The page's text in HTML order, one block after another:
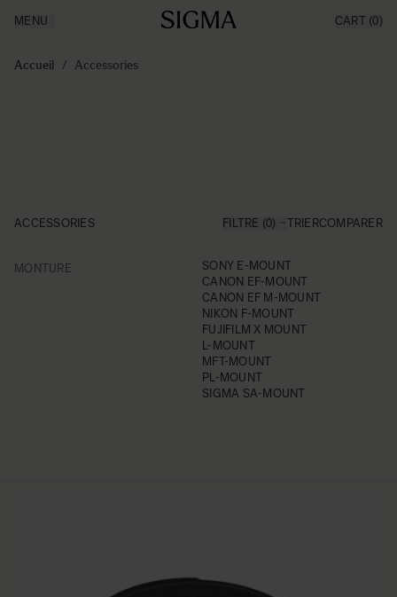
Made in Aizu
Support
MENU CART (0)
Accueil / Accessories
ACCESSORIES FILTRE (0) TRIERCOMPARER
MONTUREFILTER
SONY E-MOUNT
CANON EF-MOUNT
CANON EF M-MOUNT
NIKON F-MOUNT
FUJIFILM X MOUNT
L-MOUNT
MFT-MOUNT
PL-MOUNT
SIGMA SA-MOUNT